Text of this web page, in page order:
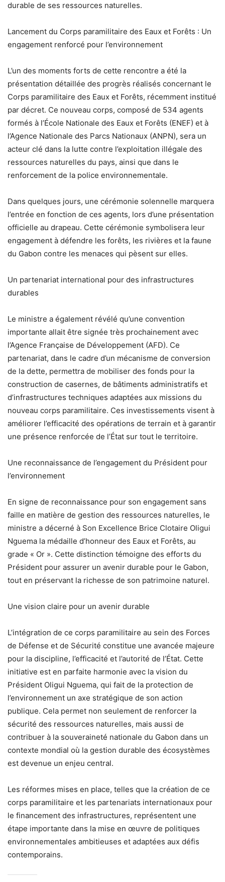
durable de ses ressources naturelles.
Lancement du Corps paramilitaire des Eaux et Forêts : Un
engagement renforcé pour l’environnement
L’un des moments forts de cette rencontre a été la
présentation détaillée des progrès réalisés concernant le
Corps paramilitaire des Eaux et Forêts, récemment institué
par décret. Ce nouveau corps, composé de 534 agents
formés à l’École Nationale des Eaux et Forêts (ENEF) et à
l’Agence Nationale des Parcs Nationaux (ANPN), sera un
acteur clé dans la lutte contre l’exploitation illégale des
ressources naturelles du pays, ainsi que dans le
renforcement de la police environnementale.
Dans quelques jours, une cérémonie solennelle marquera
l’entrée en fonction de ces agents, lors d’une présentation
officielle au drapeau. Cette cérémonie symbolisera leur
engagement à défendre les forêts, les rivières et la faune
du Gabon contre les menaces qui pèsent sur elles.
Un partenariat international pour des infrastructures
durables
Le ministre a également révélé qu’une convention
importante allait être signée très prochainement avec
l’Agence Française de Développement (AFD). Ce
partenariat, dans le cadre d’un mécanisme de conversion
de la dette, permettra de mobiliser des fonds pour la
construction de casernes, de bâtiments administratifs et
d’infrastructures techniques adaptées aux missions du
nouveau corps paramilitaire. Ces investissements visent à
améliorer l’efficacité des opérations de terrain et à garantir
une présence renforcée de l’État sur tout le territoire.
Une reconnaissance de l’engagement du Président pour
l’environnement
En signe de reconnaissance pour son engagement sans
faille en matière de gestion des ressources naturelles, le
ministre a décerné à Son Excellence Brice Clotaire Oligui
Nguema la médaille d’honneur des Eaux et Forêts, au
grade « Or ». Cette distinction témoigne des efforts du
Président pour assurer un avenir durable pour le Gabon,
tout en préservant la richesse de son patrimoine naturel.
Une vision claire pour un avenir durable
L’intégration de ce corps paramilitaire au sein des Forces
de Défense et de Sécurité constitue une avancée majeure
pour la discipline, l’efficacité et l’autorité de l’État. Cette
initiative est en parfaite harmonie avec la vision du
Président Oligui Nguema, qui fait de la protection de
l’environnement un axe stratégique de son action
publique. Cela permet non seulement de renforcer la
sécurité des ressources naturelles, mais aussi de
contribuer à la souveraineté nationale du Gabon dans un
contexte mondial où la gestion durable des écosystèmes
est devenue un enjeu central.
Les réformes mises en place, telles que la création de ce
corps paramilitaire et les partenariats internationaux pour
le financement des infrastructures, représentent une
étape importante dans la mise en œuvre de politiques
environnementales ambitieuses et adaptées aux défis
contemporains.